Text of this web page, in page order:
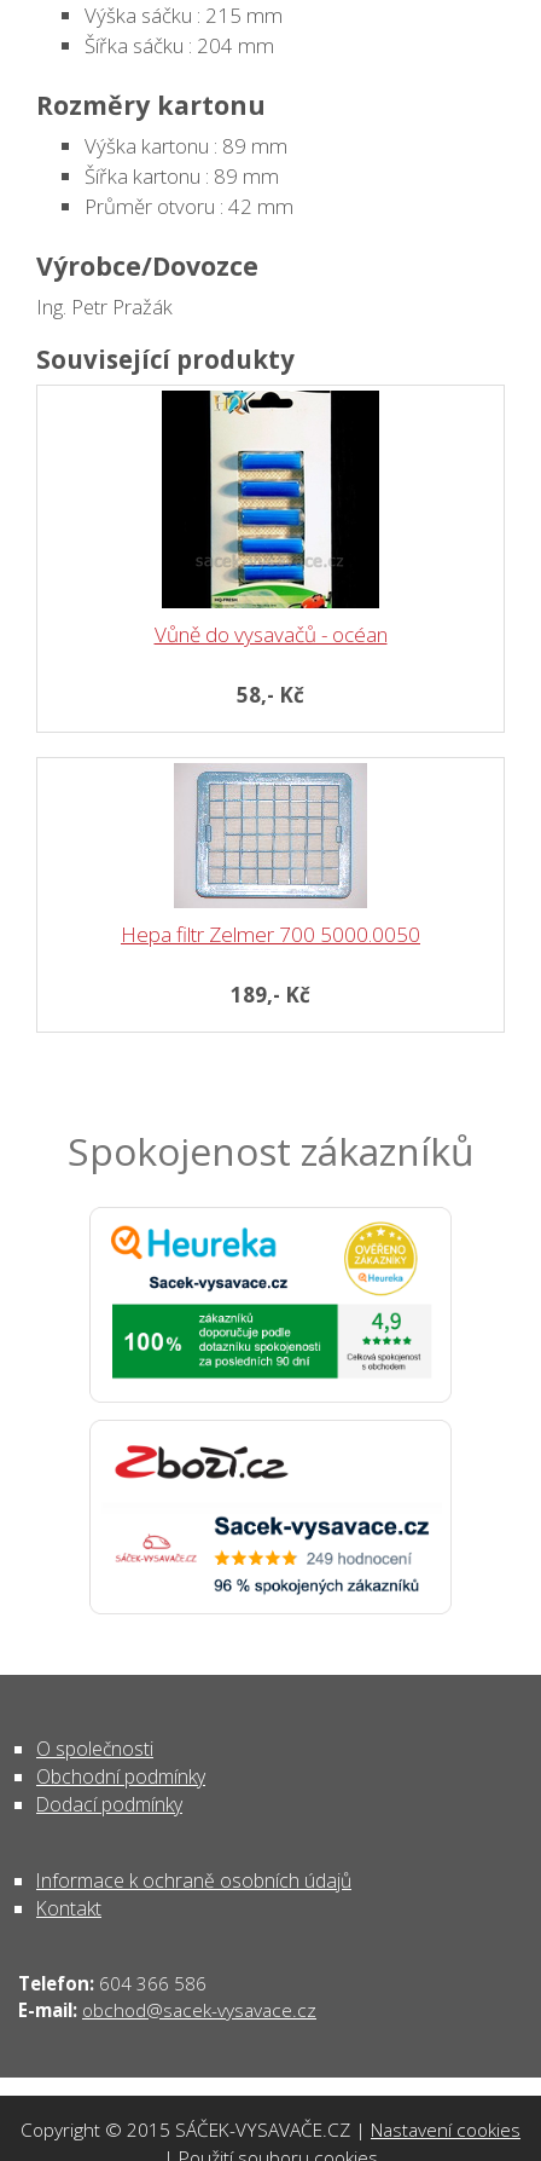
Výška sáčku : 215 mm
Šířka sáčku : 204 mm
Rozměry kartonu
Výška kartonu : 89 mm
Šířka kartonu : 89 mm
Průměr otvoru : 42 mm
Výrobce/Dovozce
Ing. Petr Pražák
Související produkty
Vůně do vysavačů - océan
58,- Kč
Hepa filtr Zelmer 700 5000.0050
189,- Kč
Spokojenost zákazníků
O společnosti
Obchodní podmínky
Dodací podmínky
Informace k ochraně osobních údajů
Kontakt
Telefon: 604 366 586
E-mail: obchod@sacek-vysavace.cz
Copyright © 2015 SÁČEK-VYSAVAČE.CZ | Nastavení cookies